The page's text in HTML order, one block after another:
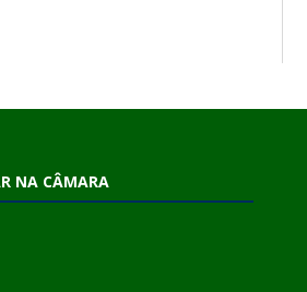
NA CÂMARA